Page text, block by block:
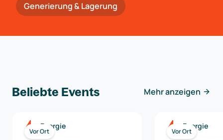
Generierung & Lagerung
Beliebte Events Mehr anzeigen
Vor Ort
Energie
Vor Ort
Energie